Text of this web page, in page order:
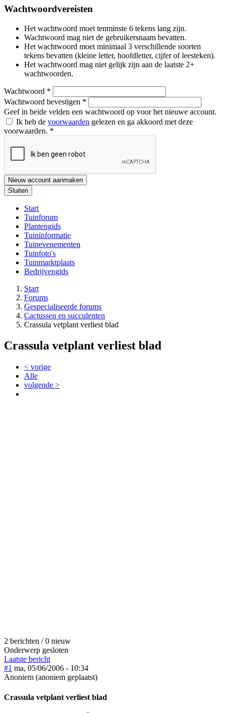
Wachtwoordvereisten
Het wachtwoord moet tenminste 6 tekens lang zijn.
Wachtwoord mag niet de gebruikersnaam bevatten.
Het wachtwoord moet minimaal 3 verschillende soorten
tekens bevatten (kleine letter, hoofdletter, cijfer of leesteken).
Het wachtwoord mag niet gelijk zijn aan de laatste 2+
wachtwoorden.
Wachtwoord *
Wachtwoord bevestigen *
Geef in beide velden een wachtwoord op voor het nieuwe account.
Ik heb de voorwaarden gelezen en ga akkoord met deze
voorwaarden. *
Nieuw account aanmaken
Sluiten
Start
Tuinforum
Plantengids
Tuininformatie
Tuinevenementen
Tuinfoto's
Tuinmarktplaats
Bedrijvengids
Start
Forums
Gespecialiseerde forums
Cactussen en succulenten
Crassula vetplant verliest blad
Crassula vetplant verliest blad
< vorige
Alle
volgende >
2 berichten / 0 nieuw
Onderwerp gesloten
Laatste bericht
#1 ma, 05/06/2006 - 10:34
Anoniem (anoniem geplaatst)
Crassula vetplant verliest blad